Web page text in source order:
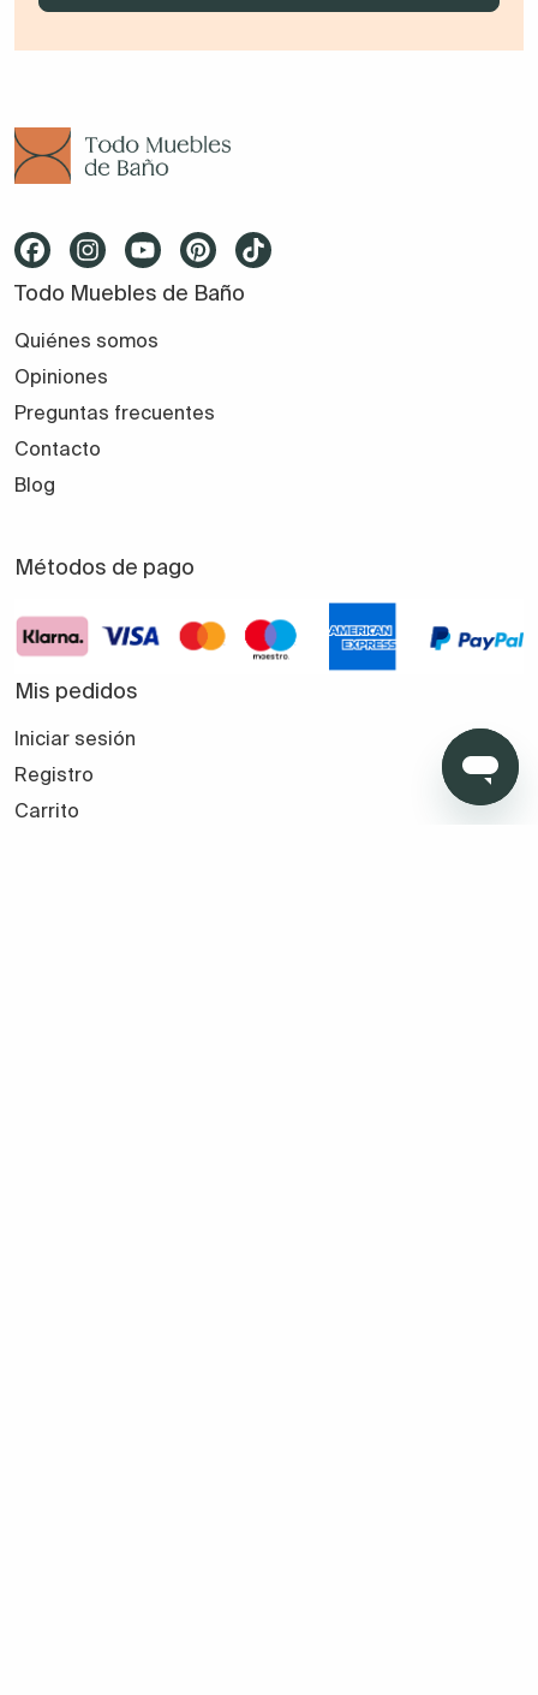
Todo Muebles de Baño
Quiénes somos
Opiniones
Preguntas frecuentes
Contacto
Blog
Métodos de pago
Mis pedidos
Iniciar sesión
Registro
Carrito